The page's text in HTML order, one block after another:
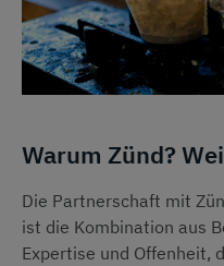
Warum Zünd?
Die Partnerschaft mit
ist die Kombination aus
Expertise und Offenheit,